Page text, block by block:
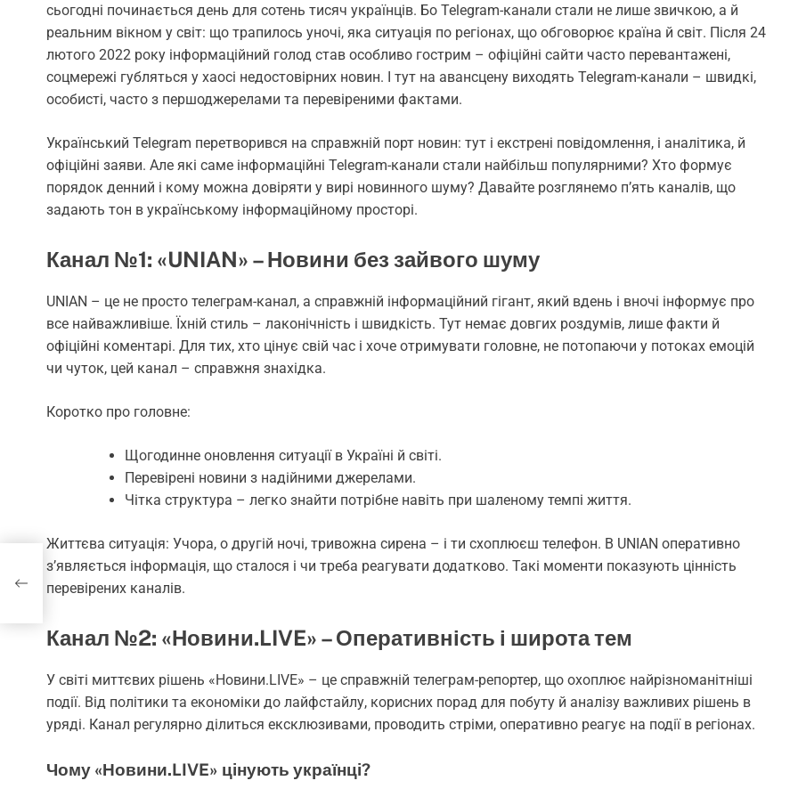
сьогодні починається день для сотень тисяч українців. Бо Telegram-канали стали не лише звичкою, а й
реальним вікном у світ: що трапилось уночі, яка ситуація по регіонах, що обговорює країна й світ. Після 24
лютого 2022 року інформаційний голод став особливо гострим – офіційні сайти часто перевантажені,
соцмережі губляться у хаосі недостовірних новин. І тут на авансцену виходять Telegram-канали – швидкі,
особисті, часто з першоджерелами та перевіреними фактами.
Український Telegram перетворився на справжній порт новин: тут і екстрені повідомлення, і аналітика, й
офіційні заяви. Але які саме інформаційні Telegram-канали стали найбільш популярними? Хто формує
порядок денний і кому можна довіряти у вирі новинного шуму? Давайте розглянемо п’ять каналів, що
задають тон в українському інформаційному просторі.
Канал №1: «UNIAN» – Новини без зайвого шуму
UNIAN – це не просто телеграм-канал, а справжній інформаційний гігант, який вдень і вночі інформує про
все найважливіше. Їхній стиль – лаконічність і швидкість. Тут немає довгих роздумів, лише факти й
офіційні коментарі. Для тих, хто цінує свій час і хоче отримувати головне, не потопаючи у потоках емоцій
чи чуток, цей канал – справжня знахідка.
Коротко про головне:
Щогодинне оновлення ситуації в Україні й світі.
Перевірені новини з надійними джерелами.
Чітка структура – легко знайти потрібне навіть при шаленому темпі життя.
Життєва ситуація: Учора, о другій ночі, тривожна сирена – і ти схоплюєш телефон. В UNIAN оперативно
з’являється інформація, що сталося і чи треба реагувати додатково. Такі моменти показують цінність
перевірених каналів.
Канал №2: «Новини.LIVE» – Оперативність і широта тем
У світі миттєвих рішень «Новини.LIVE» – це справжній телеграм-репортер, що охоплює найрізноманітніші
події. Від політики та економіки до лайфстайлу, корисних порад для побуту й аналізу важливих рішень в
уряді. Канал регулярно ділиться ексклюзивами, проводить стріми, оперативно реагує на події в регіонах.
Чому «Новини.LIVE» цінують українці?
у